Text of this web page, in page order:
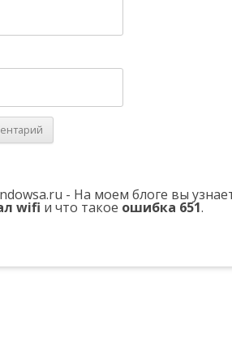
- На моем блоге вы
wifi и что такое ошибка 651.